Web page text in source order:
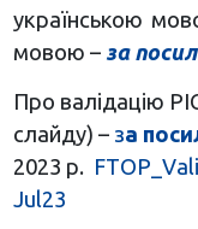
українською
мовою – за
Про валідацію
слайду) – за
2023 р.
Jul23